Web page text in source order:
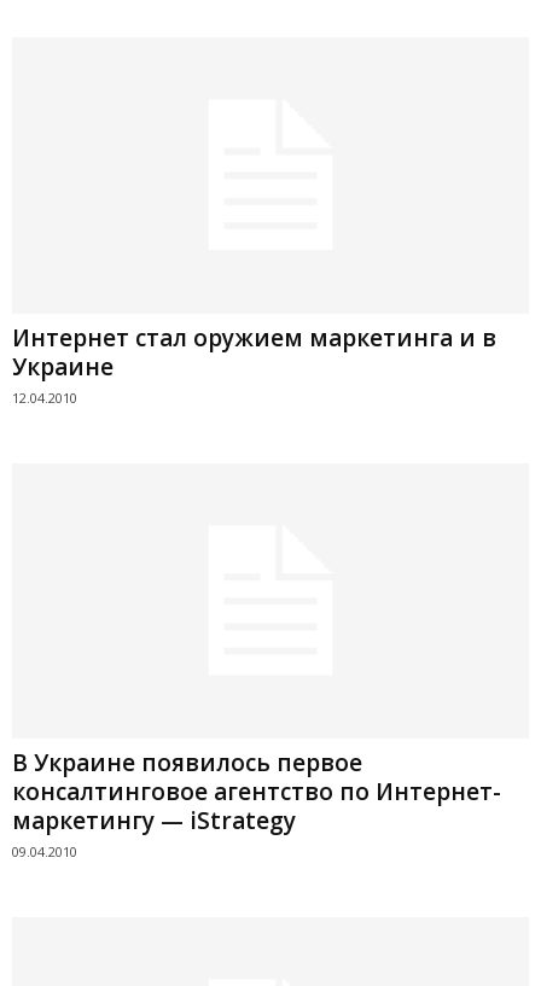
Интернет стал оружием маркетинга и в
Украине
12.04.2010
В Украине появилось первое
консалтинговоe агентствo по Интернет-
маркетингу — iStrategy
09.04.2010